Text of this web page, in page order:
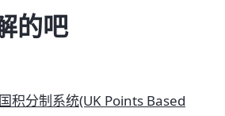
的吧
积分制系统(UK Points Based